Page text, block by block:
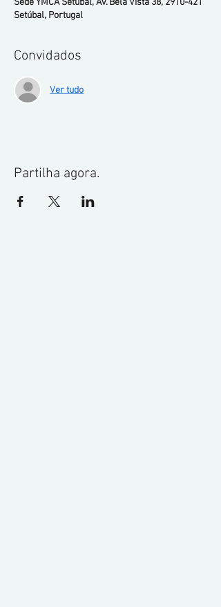
Sede YMCA Setúbal, Av. Bela Vista 38, 2910-421
Setúbal, Portugal
Convidados
Ver tudo
Partilha agora.